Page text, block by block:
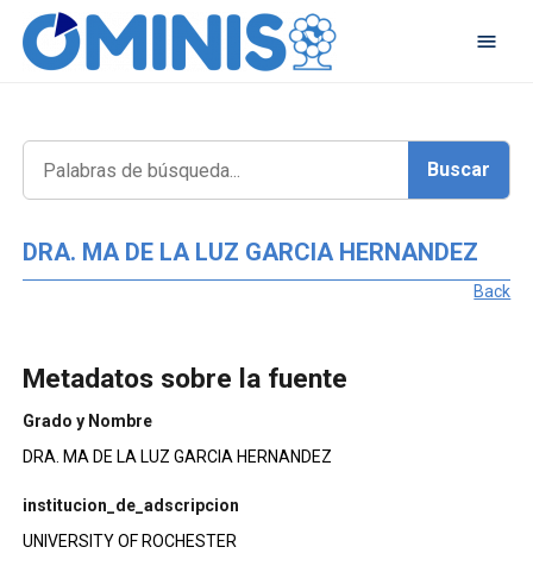
DRA. MA DE LA LUZ GARCIA HERNANDEZ
Back
Metadatos sobre la fuente
Grado y Nombre
DRA. MA DE LA LUZ GARCIA HERNANDEZ
institucion_de_adscripcion
UNIVERSITY OF ROCHESTER